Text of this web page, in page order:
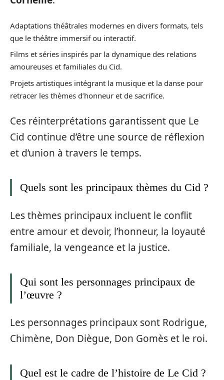
Adaptations théâtrales modernes en divers formats, tels
que le théâtre immersif ou interactif.
Films et séries inspirés par la dynamique des relations
amoureuses et familiales du Cid.
Projets artistiques intégrant la musique et la danse pour
retracer les thèmes d’honneur et de sacrifice.
Ces réinterprétations garantissent que Le
Cid continue d’être une source de réflexion
et d’union à travers le temps.
Quels sont les principaux thèmes du Cid ?
Les thèmes principaux incluent le conflit
entre amour et devoir, l’honneur, la loyauté
familiale, la vengeance et la justice.
Qui sont les personnages principaux de
l’œuvre ?
Les personnages principaux sont Rodrigue,
Chimène, Don Diègue, Don Gomès et le roi.
Quel est le cadre de l’histoire de Le Cid ?